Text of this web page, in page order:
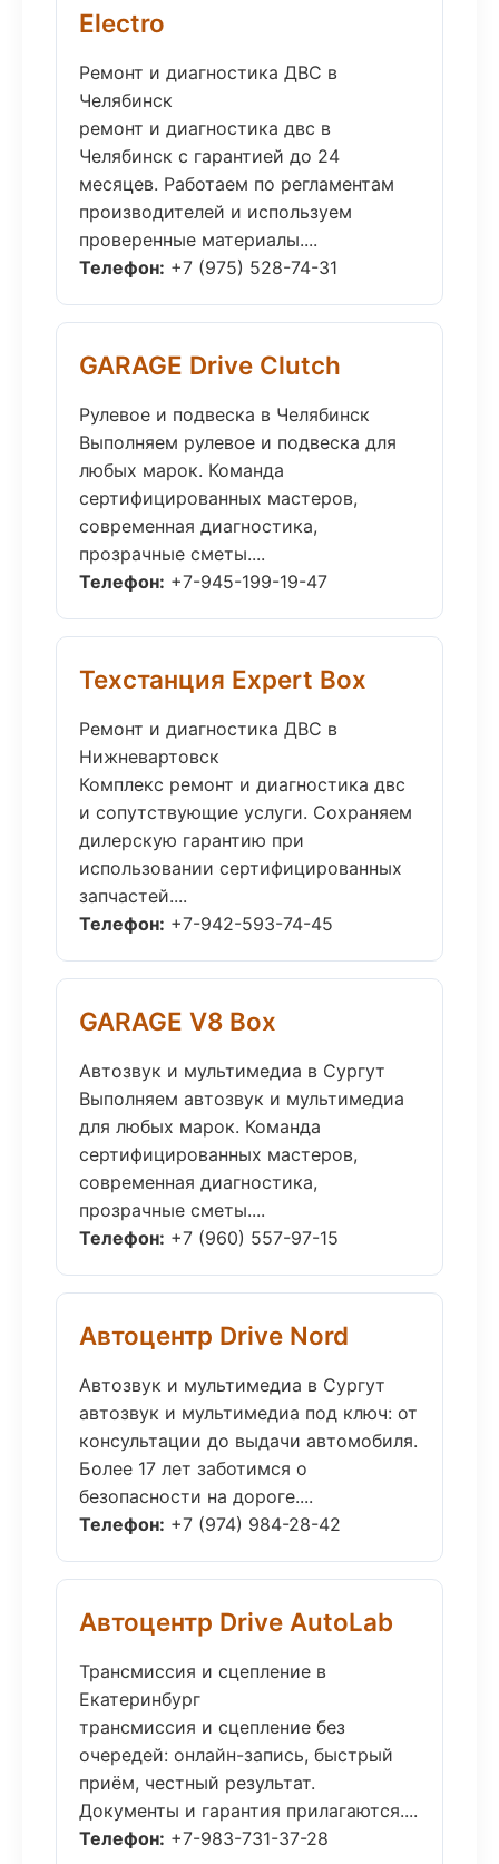
Electro
Ремонт и диагностика ДВС в
Челябинск
ремонт и диагностика двс в
Челябинск с гарантией до 24
месяцев. Работаем по регламентам
производителей и используем
проверенные материалы....
Телефон: +7 (975) 528-74-31
GARAGE Drive Clutch
Рулевое и подвеска в Челябинск
Выполняем рулевое и подвеска для
любых марок. Команда
сертифицированных мастеров,
современная диагностика,
прозрачные сметы....
Телефон: +7-945-199-19-47
Техстанция Expert Box
Ремонт и диагностика ДВС в
Нижневартовск
Комплекс ремонт и диагностика двс
и сопутствующие услуги. Сохраняем
дилерскую гарантию при
использовании сертифицированных
запчастей....
Телефон: +7-942-593-74-45
GARAGE V8 Box
Автозвук и мультимедиа в Сургут
Выполняем автозвук и мультимедиа
для любых марок. Команда
сертифицированных мастеров,
современная диагностика,
прозрачные сметы....
Телефон: +7 (960) 557-97-15
Автоцентр Drive Nord
Автозвук и мультимедиа в Сургут
автозвук и мультимедиа под ключ: от
консультации до выдачи автомобиля.
Более 17 лет заботимся о
безопасности на дороге....
Телефон: +7 (974) 984-28-42
Автоцентр Drive AutoLab
Трансмиссия и сцепление в
Екатеринбург
трансмиссия и сцепление без
очередей: онлайн-запись, быстрый
приём, честный результат.
Документы и гарантия прилагаются....
Телефон: +7-983-731-37-28